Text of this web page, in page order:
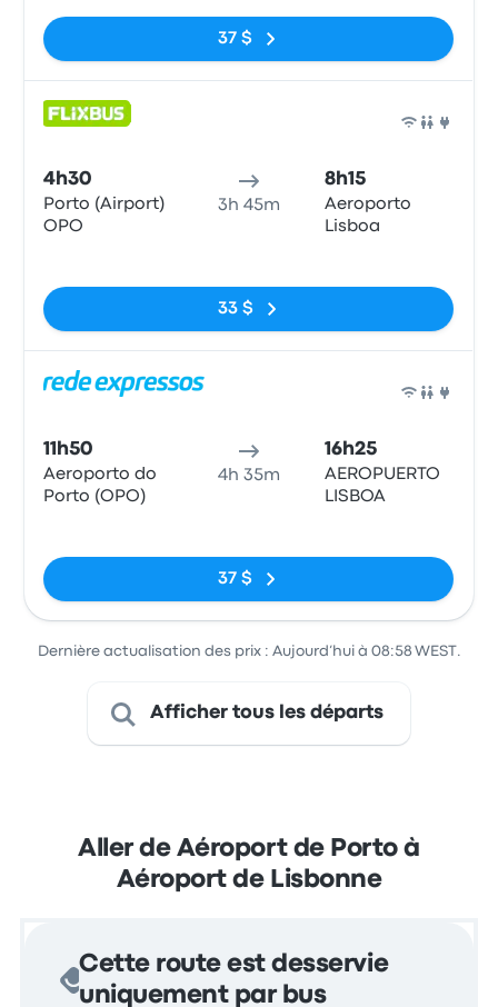
37 $
4h30
Porto (Airport)
OPO
3h 45m
8h15
Aeroporto
Lisboa
33 $
11h50
Aeroporto do
Porto (OPO)
4h 35m
16h25
AEROPUERTO
LISBOA
37 $
Dernière actualisation des prix : Aujourd’hui à 08:58 WEST.
Afficher tous les départs
Aller de Aéroport de Porto à
Aéroport de Lisbonne
Cette route est desservie
uniquement par bus